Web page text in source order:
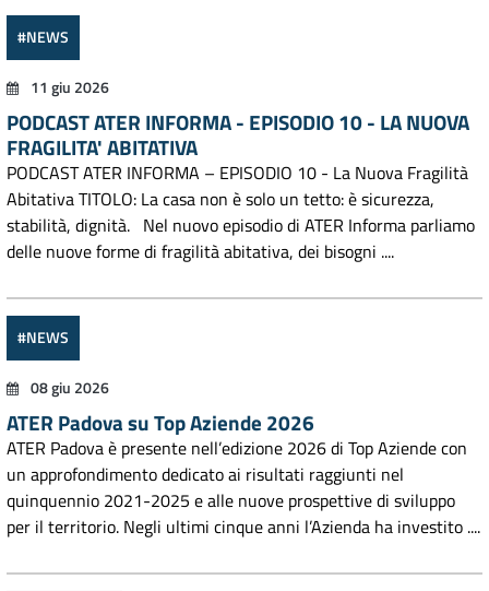
#NEWS
11 giu 2026
PODCAST ATER INFORMA - EPISODIO 10 - LA NUOVA
FRAGILITA' ABITATIVA
PODCAST ATER INFORMA – EPISODIO 10 - La Nuova Fragilità
Abitativa TITOLO: La casa non è solo un tetto: è sicurezza,
stabilità, dignità. Nel nuovo episodio di ATER Informa parliamo
delle nuove forme di fragilità abitativa, dei bisogni ....
#NEWS
08 giu 2026
ATER Padova su Top Aziende 2026
ATER Padova è presente nell’edizione 2026 di Top Aziende con
un approfondimento dedicato ai risultati raggiunti nel
quinquennio 2021-2025 e alle nuove prospettive di sviluppo
per il territorio. Negli ultimi cinque anni l’Azienda ha investito ....